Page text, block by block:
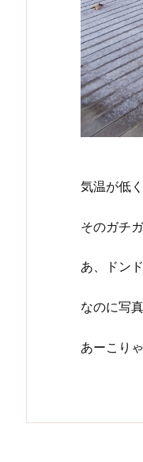
気温が低
そのガチ
あ、ドン
なのに写
あーこり